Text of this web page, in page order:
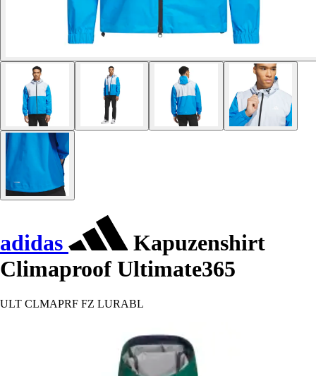
adidas
Kapuzenshirt
Climaproof Ultimate365
ULT CLMAPRF FZ LURABL